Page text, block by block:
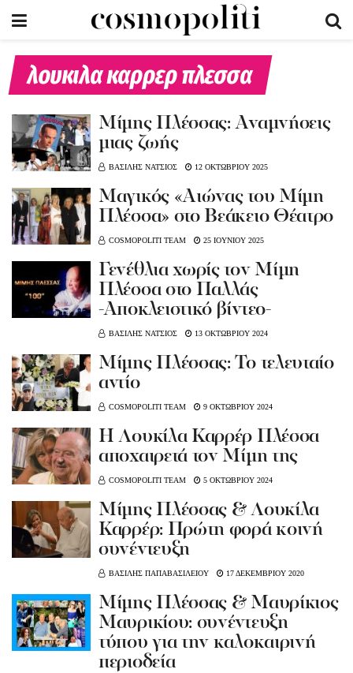
λουκιλα καρρερ πλεσσα
Μίμης Πλέσσας: Αναμνήσεις
μιας ζωής
ΒΑΣΙΛΗΣ ΝΑΤΣΙΟΣ 12 ΟΚΤΩΒΡΙΟΥ 2025
Μαγικός «Αιώνας του Μίμη
Πλέσσα» στο Βεάκειο Θέατρο
COSMOPOLITI TEAM 25 ΙΟΥΝΙΟΥ 2025
Γενέθλια χωρίς τον Μίμη
Πλέσσα στο Παλλάς
-Αποκλειστικό βίντεο-
ΒΑΣΙΛΗΣ ΝΑΤΣΙΟΣ 13 ΟΚΤΩΒΡΙΟΥ 2024
Μίμης Πλέσσας: Το τελευταίο
αντίο
COSMOPOLITI TEAM 9 ΟΚΤΩΒΡΙΟΥ 2024
H Λουκίλα Καρρέρ Πλέσσα
αποχαιρετά τον Μίμη της
COSMOPOLITI TEAM 5 ΟΚΤΩΒΡΙΟΥ 2024
Μίμης Πλέσσας & Λουκίλα
Καρρέρ: Πρώτη φορά κοινή
συνέντευξη
ΒΑΣΙΛΗΣ ΠΑΠΑΒΑΣΙΛΕΙΟΥ 17 ΔΕΚΕΜΒΡΙΟΥ 2020
Μίμης Πλέσσας & Μαυρίκιος
Μαυρικίου: συνέντευξη
τύπου για την καλοκαιρινή
περιοδεία